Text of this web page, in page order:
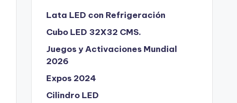
Lata LED con Refrigeración
Cubo LED 32X32 CMS.
Juegos y Activaciones Mundial
2026
Expos 2024
Cilindro LED